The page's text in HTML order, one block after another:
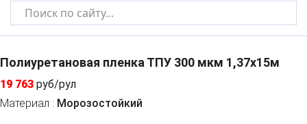
Полиуретановая пленка ТПУ 300 мкм 1,37x15м
19 763 руб/рул
Материал : Морозостойкий